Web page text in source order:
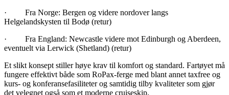
· Fra Norge: Bergen og videre nordover langs
Helgelandskysten til Bodø (retur)
· Fra England: Newcastle videre mot Edinburgh og Aberdeen,
eventuelt via Lerwick (Shetland) (retur)
Et slikt konsept stiller høye krav til komfort og standard. Fartøyet må
fungere effektivt både som RoPax-ferge med blant annet taxfree og
kurs- og konferansefasiliteter og samtidig tilby kvaliteter som gjør
det velegnet også som et moderne cruiseskip.